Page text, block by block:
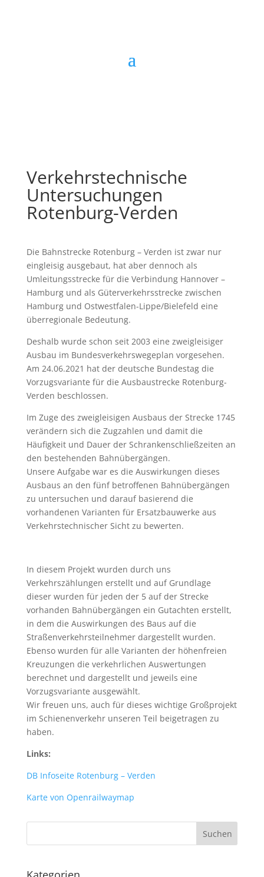
Verkehrstechnische
Untersuchungen
Rotenburg-Verden
Die Bahnstrecke Rotenburg – Verden ist zwar nur
eingleisig ausgebaut, hat aber dennoch als
Umleitungsstrecke für die Verbindung Hannover –
Hamburg und als Güterverkehrsstrecke zwischen
Hamburg und Ostwestfalen-Lippe/Bielefeld eine
überregionale Bedeutung.
Deshalb wurde schon seit 2003 eine zweigleisiger
Ausbau im Bundesverkehrswegeplan vorgesehen.
Am 24.06.2021 hat der deutsche Bundestag die
Vorzugsvariante für die Ausbaustrecke Rotenburg-
Verden beschlossen.
Im Zuge des zweigleisigen Ausbaus der Strecke 1745
verändern sich die Zugzahlen und damit die
Häufigkeit und Dauer der Schrankenschließzeiten an
den bestehenden Bahnübergängen.
Unsere Aufgabe war es die Auswirkungen dieses
Ausbaus an den fünf betroffenen Bahnübergängen
zu untersuchen und darauf basierend die
vorhandenen Varianten für Ersatzbauwerke aus
Verkehrstechnischer Sicht zu bewerten.
In diesem Projekt wurden durch uns
Verkehrszählungen erstellt und auf Grundlage
dieser wurden für jeden der 5 auf der Strecke
vorhanden Bahnübergängen ein Gutachten erstellt,
in dem die Auswirkungen des Baus auf die
Straßenverkehrsteilnehmer dargestellt wurden.
Ebenso wurden für alle Varianten der höhenfreien
Kreuzungen die verkehrlichen Auswertungen
berechnet und dargestellt und jeweils eine
Vorzugsvariante ausgewählt.
Wir freuen uns, auch für dieses wichtige Großprojekt
im Schienenverkehr unseren Teil beigetragen zu
haben.
Links:
DB Infoseite Rotenburg – Verden
Karte von Openrailwaymap